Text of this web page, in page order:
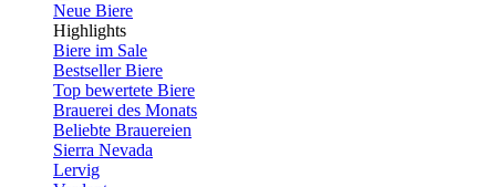
Neue Biere
Highlights
Biere im Sale
Bestseller Biere
Top bewertete Biere
Brauerei des Monats
Beliebte Brauereien
Sierra Nevada
Lervig